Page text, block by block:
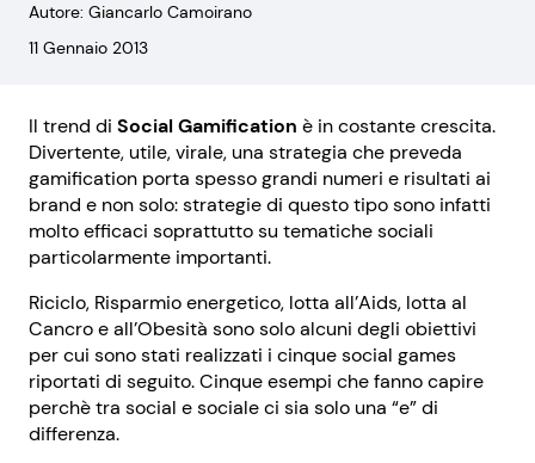
Autore: Giancarlo Camoirano
11 Gennaio 2013
Il trend di Social Gamification è in costante crescita.
Divertente, utile, virale, una strategia che preveda
gamification porta spesso grandi numeri e risultati ai
brand e non solo: strategie di questo tipo sono infatti
molto efficaci soprattutto su tematiche sociali
particolarmente importanti.
Riciclo, Risparmio energetico, lotta all’Aids, lotta al
Cancro e all’Obesità sono solo alcuni degli obiettivi
per cui sono stati realizzati i cinque social games
riportati di seguito. Cinque esempi che fanno capire
perchè tra social e sociale ci sia solo una “e” di
differenza.